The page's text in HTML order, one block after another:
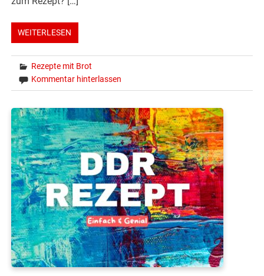
WEITERLESEN
Rezepte mit Brot
Kommentar hinterlassen